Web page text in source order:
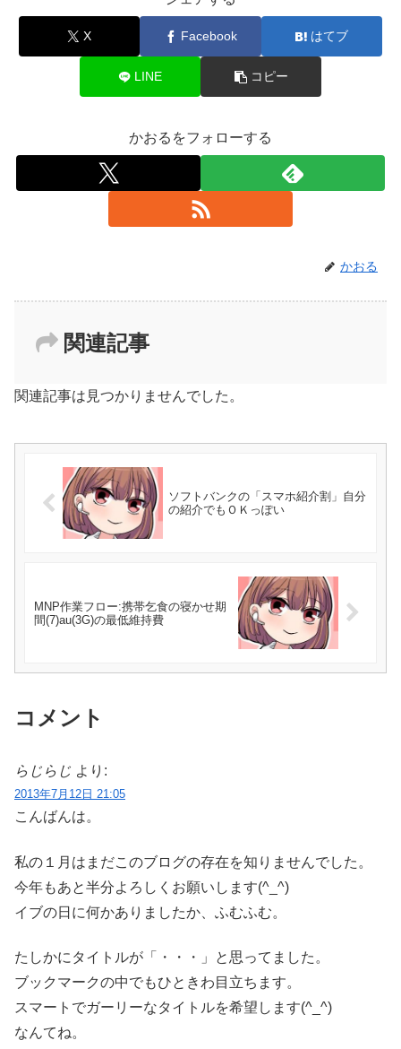
X Facebook はてブ
LINE コピー
かおるをフォローする
かおる
関連記事
関連記事は見つかりませんでした。
ソフトバンクの「スマホ紹介割」自分
の紹介でもＯＫっぽい
MNP作業フロー:携帯乞食の寝かせ期
間(7)au(3G)の最低維持費
コメント
らじらじ より:
2013年7月12日 21:05
こんばんは。
私の１月はまだこのブログの存在を知りませんでした。
今年もあと半分よろしくお願いします(^_^)
イブの日に何かありましたか、ふむふむ。
たしかにタイトルが「・・・」と思ってました。
ブックマークの中でもひときわ目立ちます。
スマートでガーリーなタイトルを希望します(^_^)
なんてね。